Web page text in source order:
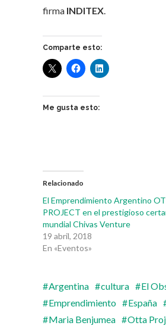
firma INDITEX
Comparte esto:
Me gusta esto:
Relacionado
El Emprendimiento Argentino
PROJECT en el prestigioso
mundial Chivas Venture
19 abril, 2018
En «Eventos»
Argentina cultura El
Emprendimiento
España
Maria Benjumea
Otta